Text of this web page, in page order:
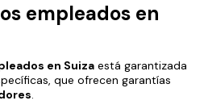
empleados en
en Suiza está garantizada
que ofrecen garantías
.